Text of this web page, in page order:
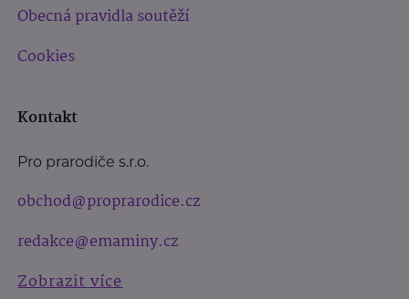
Obecná pravidla soutěží
Cookies
Kontakt
Pro prarodiče s.r.o.
obchod@proprarodice.cz
redakce@emaminy.cz
Zobrazit více